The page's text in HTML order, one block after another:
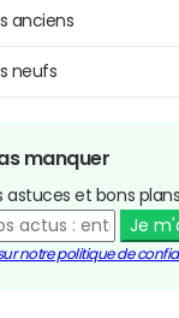
anciens
neufs
manquer
astuces et bons
Je
notre politique de